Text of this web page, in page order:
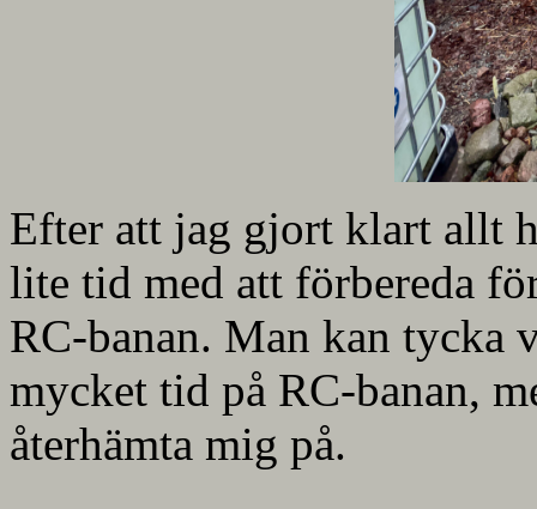
Efter att jag gjort klart allt
lite tid med att förbereda
RC-banan. Man kan tycka
mycket tid på RC-banan,
återhämta mig på.